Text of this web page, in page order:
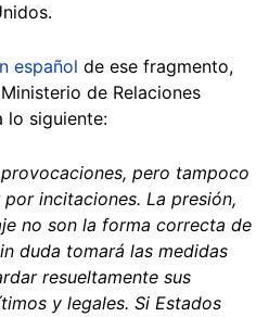
español de ese fragmento,
de Relaciones
lo siguiente:
pero tampoco
incitaciones. La presión,
no son la forma correcta de
duda tomará las medidas
resueltamente sus
y legales. Si Estados